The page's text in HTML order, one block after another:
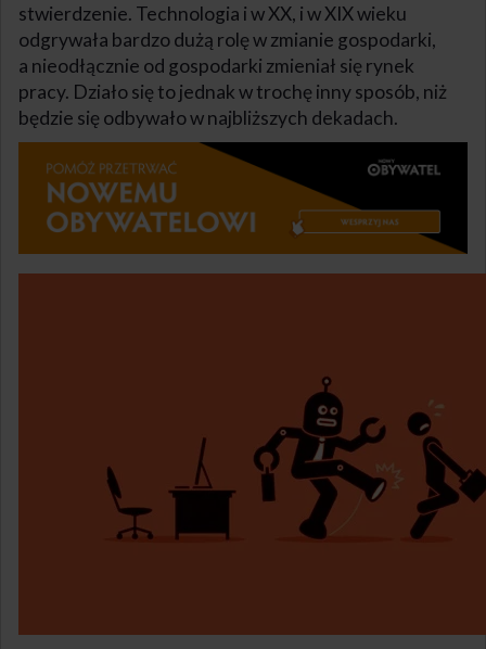
stwierdzenie. Technologia i w XX, i w XIX wieku
odgrywała bardzo dużą rolę w zmianie gospodarki,
a nieodłącznie od gospodarki zmieniał się rynek
pracy. Działo się to jednak w trochę inny sposób, niż
będzie się odbywało w najbliższych dekadach.